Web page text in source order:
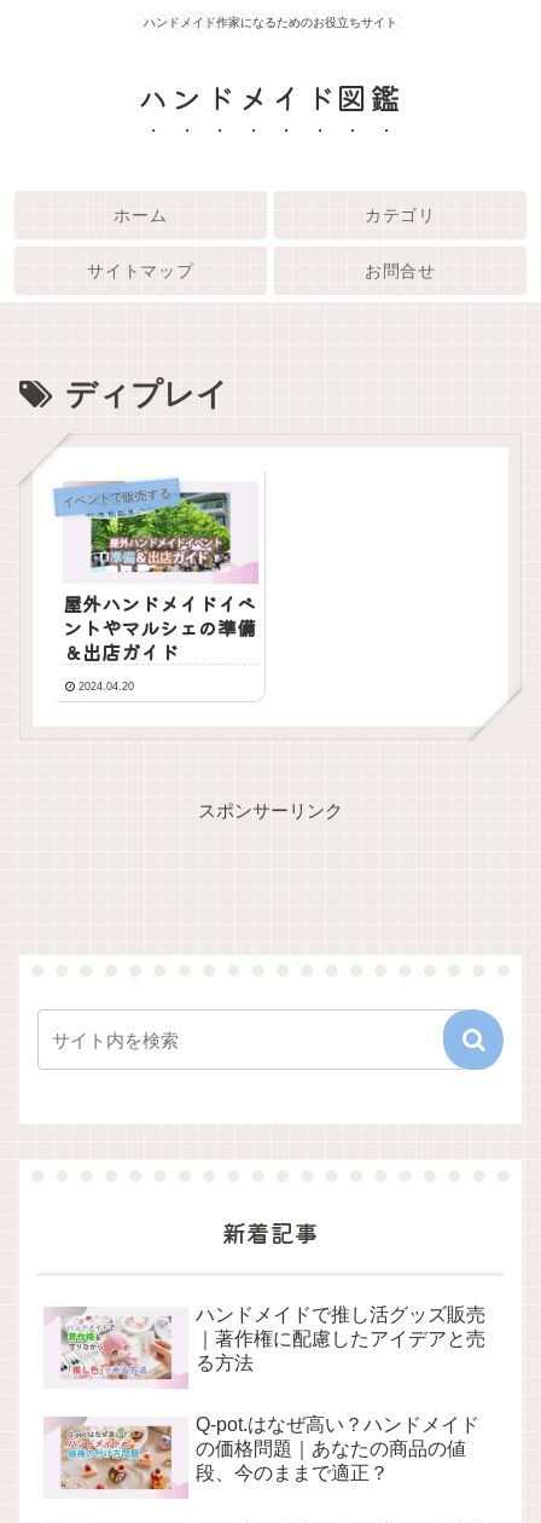
ハンドメイド作家になるためのお役立ちサイト
ハンドメイド図鑑
ホーム カテゴリ
サイトマップ お問合せ
ディプレイ
イベントで販売する
屋外ハンドメイドイベ
ントやマルシェの準備
＆出店ガイド
2024.04.20
スポンサーリンク
新着記事
ハンドメイドで推し活グッズ販売
｜著作権に配慮したアイデアと売
る方法
Q-pot.はなぜ高い？ハンドメイド
の価格問題｜あなたの商品の値
段、今のままで適正？